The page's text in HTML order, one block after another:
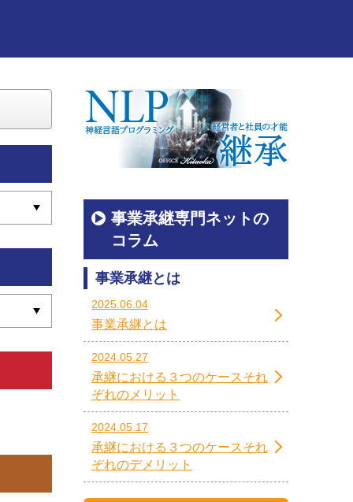
事業承継専門ネットの
コラム
事業承継とは
2025.06.04
事業承継とは
2024.05.27
承継における３つのケースそれ
ぞれのメリット
2024.05.17
承継における３つのケースそれ
ぞれのデメリット